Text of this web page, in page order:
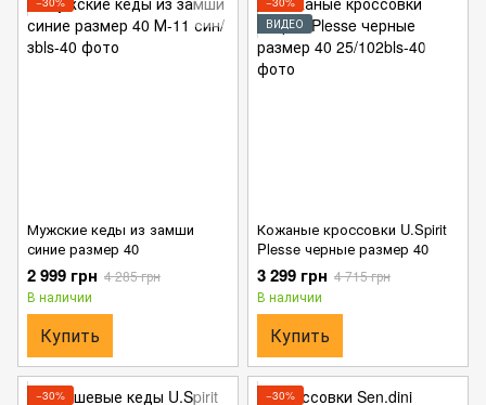
Мужские кеды из замши
синие размер 40
2 999 грн 4 285 грн
В наличии
Купить
ВИДЕО
Кожаные кроссовки U.Spirit
Plesse черные размер 40
3 299 грн 4 715 грн
В наличии
Купить
−30% −30%